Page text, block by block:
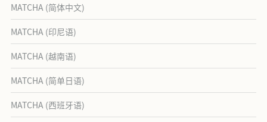
MATCHA (简体中文)
MATCHA (印尼语)
MATCHA (越南语)
MATCHA (简单日语)
MATCHA (西班牙语)